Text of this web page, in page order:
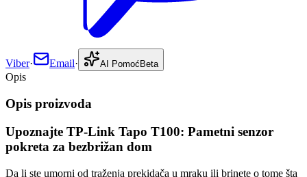
Viber· Email· AI Pomoć Beta
Opis
Opis proizvoda
Upoznajte TP-Link Tapo T100: Pametni senzor
pokreta za bezbrižan dom
Da li ste umorni od traženja prekidača u mraku ili brinete o tome šta